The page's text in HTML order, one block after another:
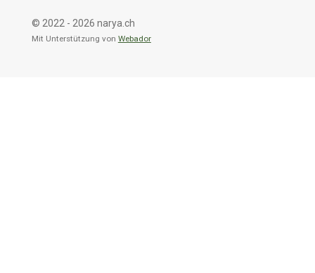
© 2022 - 2026 narya.ch
Mit Unterstützung von Webador